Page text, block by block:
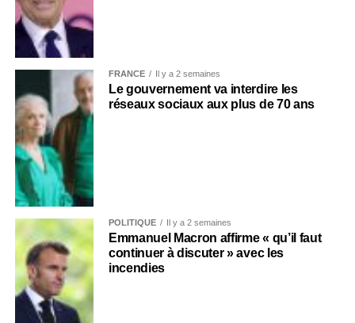
FRANCE Il y a 2 semaines
Le gouvernement va interdire les
réseaux sociaux aux plus de 70 ans
POLITIQUE Il y a 2 semaines
Emmanuel Macron affirme « qu’il faut
continuer à discuter » avec les
incendies